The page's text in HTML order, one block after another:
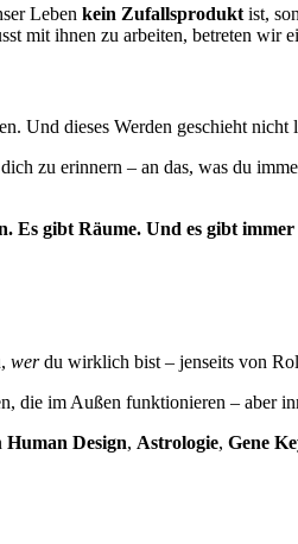
Leben kein Zufallsprodukt ist,
mit ihnen zu arbeiten, betreten
Und dieses Werden geschieht
zu erinnern – an das, was du
Es gibt Räume. Und es gibt
werdu wirklich bist – jenseits von
die im Außen funktionieren – aber
Human Design, Astrologie, Gene